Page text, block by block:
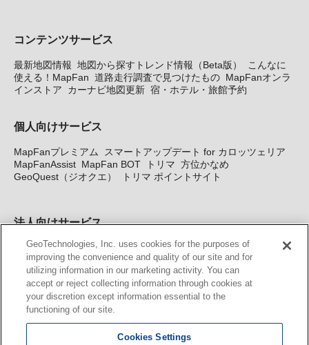
コンテンツサービス
最新地図情報 地図から探すトレンド情報（Beta版）
こんなに
使える！MapFan 道路走行調査で見つけたもの MapFanオンラ
インストア
カーナビ地図更新 宿・ホテル・旅館予約
個人向けサービス
MapFanプレミアム
スマートアップデート for カロッツェリア
MapFanAssist MapFan BOT トリマ 方位かなめ
GeoQuest（ジオクエ）
トリマ ポイントサイト
法人向けサービス
法人向け地図・位置情報サービス WEBサイト・システム向け地
図API Windows PC向け地図開発キット MapFan DB 住所確認
サービス
MAP WORLD+ トリマ広告 Geo-Research
カーナビ地図更新サービス
GeoTechnologies, Inc. uses cookies for the purposes of
improving the convenience and quality of our site and for
utilizing information in our marketing activity. You can
accept or reject collecting information through cookies at
your discretion except information essential to the
functioning of our site.
Cookies Settings